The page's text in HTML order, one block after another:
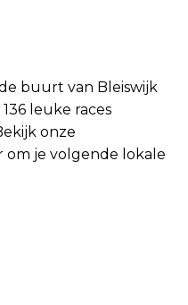
buurt van Bleiswijk
leuke races
onze
je volgende lokale